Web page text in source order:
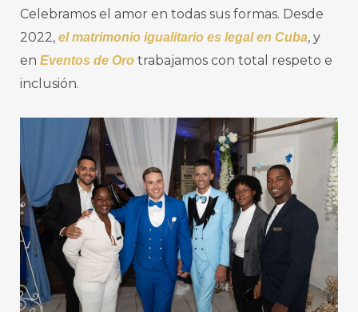
Celebramos el amor en todas sus formas. Desde
2022, el matrimonio igualitario es legal en Cuba, y
en Eventos de Oro trabajamos con total respeto e
inclusión.